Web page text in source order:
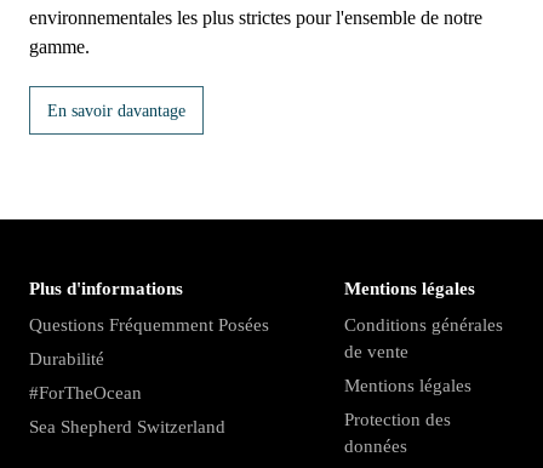
environnementales les plus strictes pour l'ensemble de notre
gamme.
En savoir davantage
Plus d'informations
Questions Fréquemment Posées
Durabilité
#ForTheOcean
Sea Shepherd Switzerland
Mentions légales
Conditions générales
de vente
Mentions légales
Protection des
données